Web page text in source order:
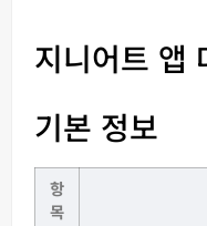
지니어트 앱
기본 정보
항
목